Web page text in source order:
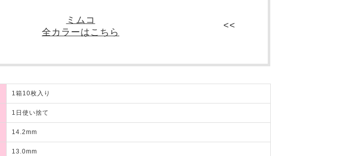
ミムコ
全カラーはこちら
1箱10枚入り
1日使い捨て
14.2mm
13.0mm